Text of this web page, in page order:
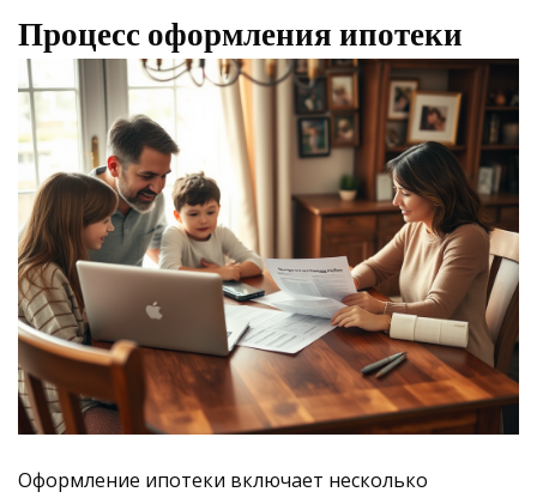
Процесс оформления ипотеки
Оформление ипотеки включает несколько